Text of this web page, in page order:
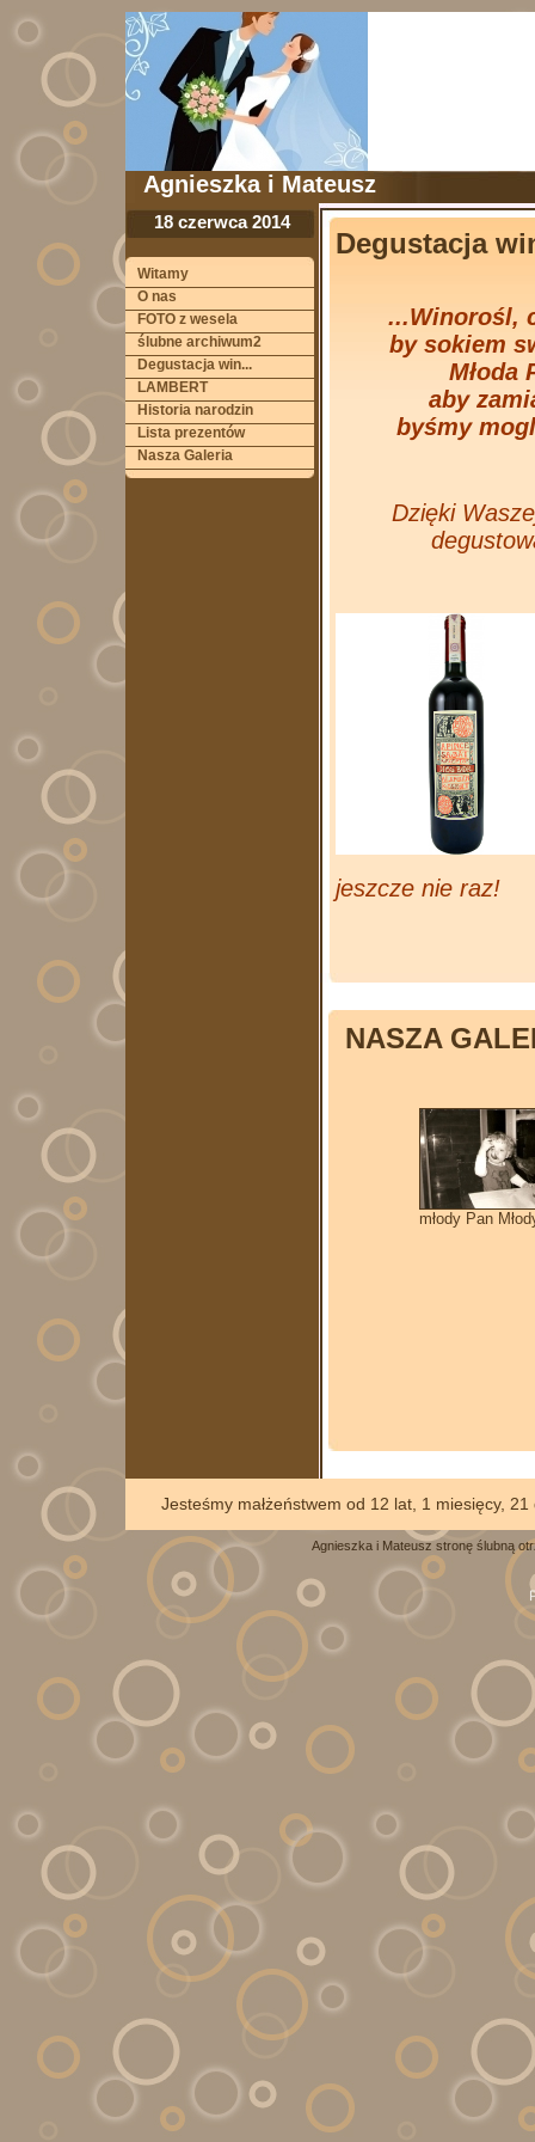
Agnieszka i Mateusz
18 czerwca 2014
Witamy
O nas
FOTO z wesela
ślubne archiwum2
Degustacja win...
LAMBERT
Historia narodzin
Lista prezentów
Nasza Galeria
Degustacja
...Winorośl,
by sokiem
Młoda
aby
byśmy
Dzięki
jeszcze nie raz!
NASZA
młody Pan
Jesteśmy małżeństwem
Agnieszka i Mateusz stronę ślubną